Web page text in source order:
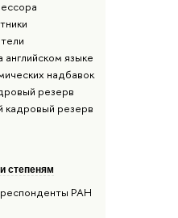
языке
надбавок
резерв
кадровый резерв
степеням
РАН